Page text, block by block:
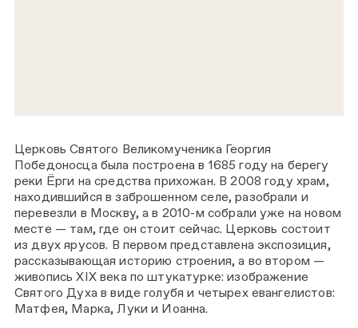
Церковь Святого Великомученика Георгия
Победоносца была построена в 1685 году на берегу
реки Ёрги на средства прихожан. В 2008 году храм,
находившийся в заброшенном селе, разобрали и
перевезли в Москву, а в 2010-м собрали уже на новом
месте — там, где он стоит сейчас. Церковь состоит
из двух ярусов. В первом представлена экспозиция,
рассказывающая историю строения, а во втором —
живопись XIX века по штукатурке: изображение
Святого Духа в виде голубя и четырех евангелистов:
Матфея, Марка, Луки и Иоанна.